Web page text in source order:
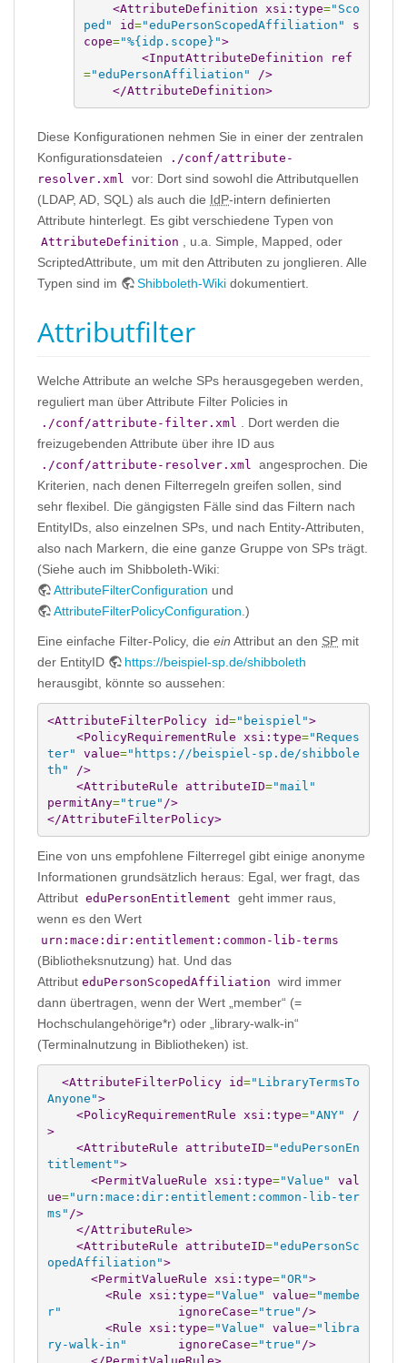
<AttributeDefinition xsi:type="Sco
ped"
id="eduPersonScopedAffiliation"
s
cope="%{idp.scope}">
<InputAttributeDefinition
ref
="eduPersonAffiliation"
/>
</AttributeDefinition>
Diese Konfigurationen nehmen Sie in einer der zentralen
Konfigurationsdateien
./conf/attribute-
resolver.xml vor: Dort sind sowohl die Attributquellen
(LDAP, AD, SQL) als auch die IdP-intern definierten
Attribute hinterlegt. Es gibt verschiedene Typen von
AttributeDefinition
, u.a. Simple, Mapped, oder
ScriptedAttribute, um mit den Attributen zu jonglieren. Alle
Typen sind im
Shibboleth-Wiki dokumentiert.
Attributfilter
Welche Attribute an welche SPs herausgegeben werden,
reguliert man über Attribute Filter Policies in
./conf/attribute-filter.xml
. Dort werden die
freizugebenden Attribute über ihre ID aus
./conf/attribute-resolver.xml angesprochen. Die
Kriterien, nach denen Filterregeln greifen sollen, sind
sehr flexibel. Die gängigsten Fälle sind das Filtern nach
EntityIDs, also einzelnen SPs, und nach Entity-Attributen,
also nach Markern, die eine ganze Gruppe von SPs trägt.
(Siehe auch im Shibboleth-Wiki:
AttributeFilterConfiguration und
AttributeFilterPolicyConfiguration .)
Eine einfache Filter-Policy, die ein Attribut an den SP mit
der EntityID
https://beispiel-sp.de/shibboleth
herausgibt, könnte so aussehen:
<AttributeFilterPolicy id="beispiel">
<PolicyRequirementRule
xsi:type="Reques
ter"
value="https://beispiel-sp.de/shibbole
th"
/>
<AttributeRule
attributeID="mail"
permitAny="true" />
</AttributeFilterPolicy>
Eine von uns empfohlene Filterregel gibt einige anonyme
Informationen grundsätzlich heraus: Egal, wer fragt, das
Attribut eduPersonEntitlement geht immer raus,
wenn es den Wert
urn:mace:dir:entitlement:common-lib-terms
(Bibliotheksnutzung) hat. Und das
Attribut eduPersonScopedAffiliation wird immer
dann übertragen, wenn der Wert „member“ (=
Hochschulangehörige*r) oder „library-walk-in“
(Terminalnutzung in Bibliotheken) ist.
<AttributeFilterPolicy id="LibraryTermsTo
Anyone">
<PolicyRequirementRule
xsi:type="ANY"
/
>
<AttributeRule
attributeID="eduPersonEn
titlement">
<PermitValueRule
xsi:type="Value"
val
ue="urn:mace:dir:entitlement:common-lib-ter
ms" />
</AttributeRule>
<AttributeRule
attributeID="eduPersonSc
opedAffiliation">
<PermitValueRule
xsi:type="OR">
<Rule
xsi:type="Value" value="membe
r"
ignoreCase="true" />
<Rule
xsi:type="Value" value="libra
ry-walk-in"
ignoreCase="true" />
</PermitValueRule>